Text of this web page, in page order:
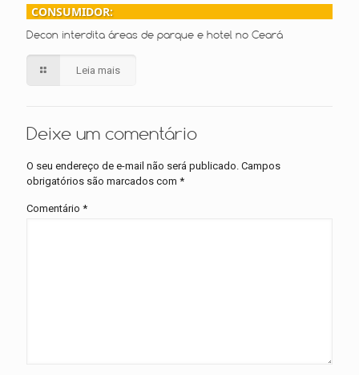
CONSUMIDOR:
Decon interdita áreas de parque e hotel no Ceará
Leia mais
Deixe um comentário
O seu endereço de e-mail não será publicado. Campos
obrigatórios são marcados com *
Comentário *